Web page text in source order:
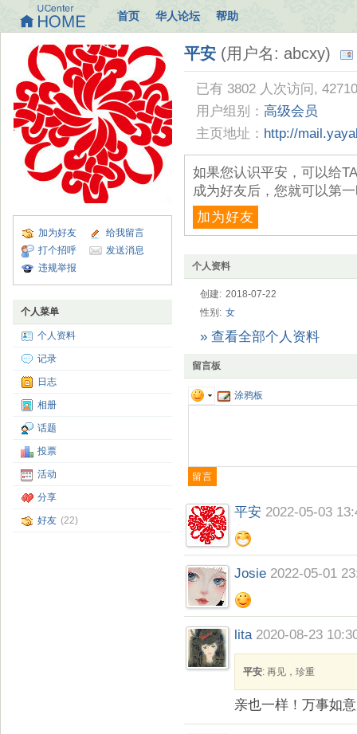
首页 华人论坛 帮助
加为好友
给我留言
打个招呼
发送消息
违规举报
个人菜单
个人资料
记录
日志
相册
话题
投票
活动
分享
好友 (22)
平安 (用户名: abcxy)
已有 3802 人次访问,
用户组别： 高级会员
主页地址： http://
如果您认识平安，可以给
成为好友后，您就可以第
加为好友
个人资料
创建: 2018-07-22
性别: 女
» 查看全部个人资料
留言板
涂鸦板
平安 2022-05-03
Josie 2022-05-01
lita 2020-08-23
平安: 再见，珍重
亲也一样！万事如